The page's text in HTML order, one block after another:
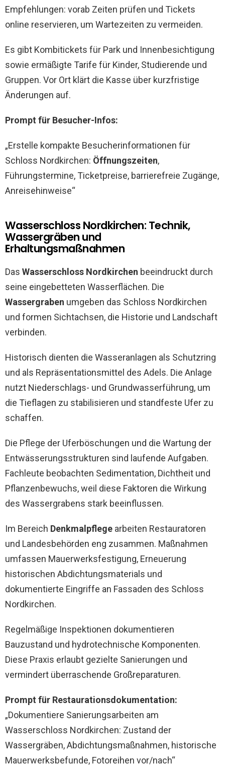
Empfehlungen: vorab Zeiten prüfen und Tickets
online reservieren, um Wartezeiten zu vermeiden.
Es gibt Kombitickets für Park und Innenbesichtigung
sowie ermäßigte Tarife für Kinder, Studierende und
Gruppen. Vor Ort klärt die Kasse über kurzfristige
Änderungen auf.
Prompt für Besucher-Infos:
„Erstelle kompakte Besucherinformationen für
Schloss Nordkirchen: Öffnungszeiten,
Führungstermine, Ticketpreise, barrierefreie Zugänge,
Anreisehinweise“
Wasserschloss Nordkirchen: Technik,
Wassergräben und
Erhaltungsmaßnahmen
Das Wasserschloss Nordkirchen beeindruckt durch
seine eingebetteten Wasserflächen. Die
Wassergraben umgeben das Schloss Nordkirchen
und formen Sichtachsen, die Historie und Landschaft
verbinden.
Historisch dienten die Wasseranlagen als Schutzring
und als Repräsentationsmittel des Adels. Die Anlage
nutzt Niederschlags- und Grundwasserführung, um
die Tieflagen zu stabilisieren und standfeste Ufer zu
schaffen.
Die Pflege der Uferböschungen und die Wartung der
Entwässerungsstrukturen sind laufende Aufgaben.
Fachleute beobachten Sedimentation, Dichtheit und
Pflanzenbewuchs, weil diese Faktoren die Wirkung
des Wassergrabens stark beeinflussen.
Im Bereich Denkmalpflege arbeiten Restauratoren
und Landesbehörden eng zusammen. Maßnahmen
umfassen Mauerwerksfestigung, Erneuerung
historischen Abdichtungsmaterials und
dokumentierte Eingriffe an Fassaden des Schloss
Nordkirchen.
Regelmäßige Inspektionen dokumentieren
Bauzustand und hydrotechnische Komponenten.
Diese Praxis erlaubt gezielte Sanierungen und
vermindert überraschende Großreparaturen.
Prompt für Restaurationsdokumentation:
„Dokumentiere Sanierungsarbeiten am
Wasserschloss Nordkirchen: Zustand der
Wassergräben, Abdichtungsmaßnahmen, historische
Mauerwerksbefunde, Fotoreihen vor/nach“